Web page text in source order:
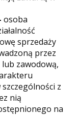
osoba
sprzedaży
przez
zawodową,
z
nią
na